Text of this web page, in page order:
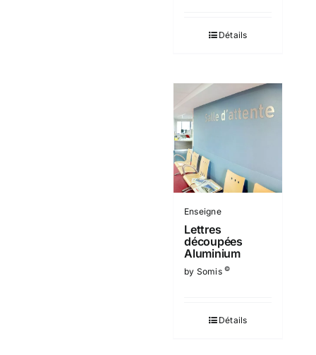
Détails
Enseigne
Lettres
découpées
Aluminium
by Somis©
Détails